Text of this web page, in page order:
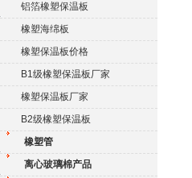
铝箔橡塑保温板
橡塑海绵板
橡塑保温板价格
B1级橡塑保温板厂家
橡塑保温板厂家
B2级橡塑保温板
橡塑管
离心玻璃棉产品